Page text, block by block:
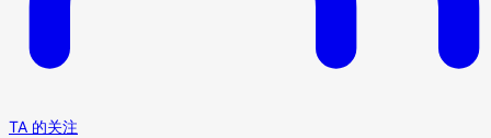
TA 的关注